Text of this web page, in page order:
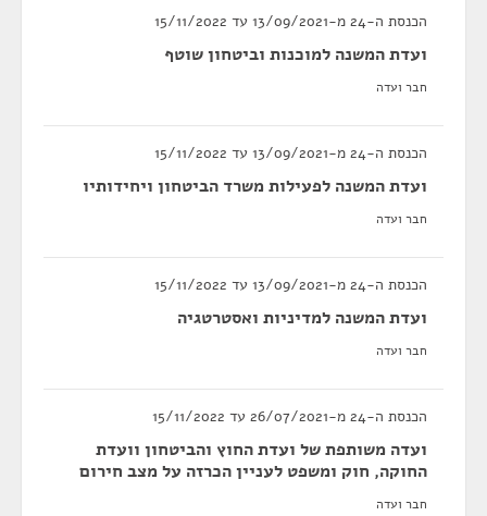
הכנסת ה-24 מ-13/09/2021 עד 15/11/2022
ועדת המשנה למוכנות וביטחון שוטף
חבר ועדה
הכנסת ה-24 מ-13/09/2021 עד 15/11/2022
ועדת המשנה לפעילות משרד הביטחון ויחידותיו
חבר ועדה
הכנסת ה-24 מ-13/09/2021 עד 15/11/2022
ועדת המשנה למדיניות ואסטרטגיה
חבר ועדה
הכנסת ה-24 מ-26/07/2021 עד 15/11/2022
ועדה משותפת של ועדת החוץ והביטחון וועדת
החוקה, חוק ומשפט לעניין הכרזה על מצב חירום
חבר ועדה